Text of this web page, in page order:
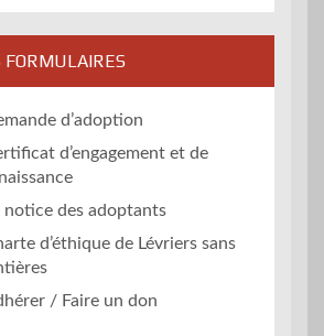
FORMULAIRES
d’adoption
d’engagement et de
notice des adoptants
d’éthique de Lévriers sans
/ Faire un don